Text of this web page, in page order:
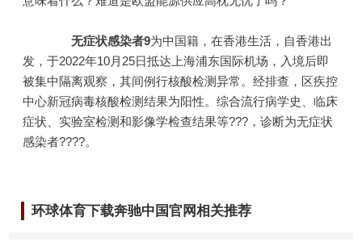
无症状感染者9为中国籍，在香港生活，自香港出
发，于2022年10月25日抵达上海浦东国际机场，入境后即
被集中隔离观察，其间例行核酸检测异常。经排查，区疾控
中心新冠病毒核酸检测结果为阳性。综合流行病学史、临床
症状、实验室检测和影像学检查结果等???，诊断为无症状
感染者????。
环球体育下载奔驰中国官网相关推荐